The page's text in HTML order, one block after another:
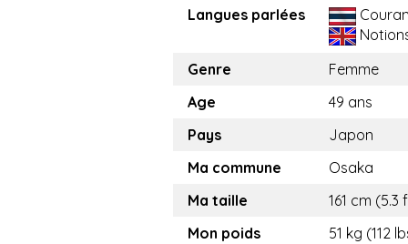
Langues parlées
Genre
Femme
Age
49 ans
Pays
Japon
Ma commune
Osaka
Ma taille
161 cm (5.3
Mon poids
51 kg (112